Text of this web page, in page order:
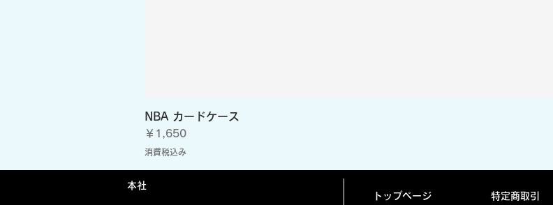
NBA カードケース
価格
￥1,650
消費税込み
​本社
トップページ 特定商取引